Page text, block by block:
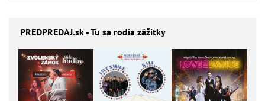
PREDPREDAJ.sk - Tu sa rodia zážitky